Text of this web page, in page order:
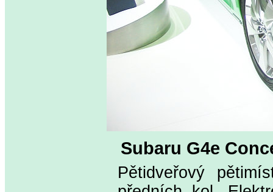
Subaru G4e
Pětidveřový